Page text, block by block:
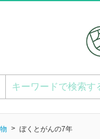
ぼくとがんの7年